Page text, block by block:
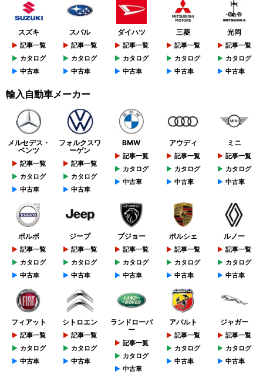
スズキ
記事一覧
カタログ
中古車
スバル
記事一覧
カタログ
中古車
ダイハツ
記事一覧
カタログ
中古車
三菱
記事一覧
カタログ
中古車
光岡
記事一覧
カタログ
中古車
輸入自動車メーカー
メルセデス・
ベンツ
記事一覧
カタログ
中古車
フォルクスワ
ーゲン
記事一覧
カタログ
中古車
BMW
記事一覧
カタログ
中古車
アウディ
記事一覧
カタログ
中古車
ミニ
記事一覧
カタログ
中古車
ボルボ
記事一覧
カタログ
中古車
ジープ
記事一覧
カタログ
中古車
プジョー
記事一覧
カタログ
中古車
ポルシェ
記事一覧
カタログ
中古車
ルノー
記事一覧
カタログ
中古車
フィアット
記事一覧
カタログ
中古車
シトロエン
記事一覧
カタログ
中古車
ランドローバ
ー
記事一覧
カタログ
中古車
アバルト
記事一覧
カタログ
中古車
ジャガー
記事一覧
カタログ
中古車